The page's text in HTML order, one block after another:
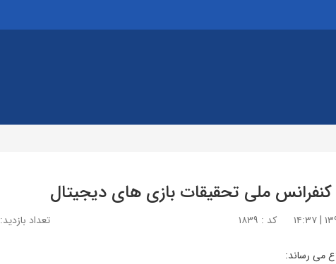
ملی تحقیقات بازی های دیجیتال
کد : ۱۸۳۹ تعداد بازدید:۱۷۹۶
می رساند: